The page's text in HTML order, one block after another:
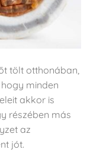
tölt otthonában,
minden
akkor is
részében más
az
jót.